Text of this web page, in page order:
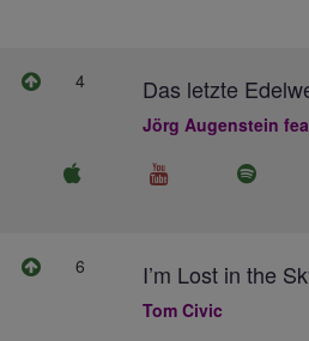
4 Das letzte
Jörg Augenstein
6 I’m Lost in the
Tom Civic